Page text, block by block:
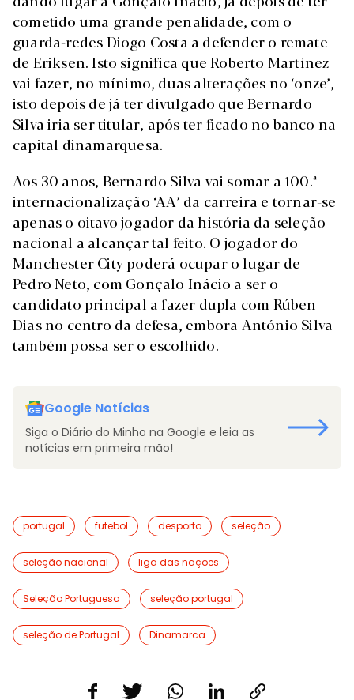
cometido uma grande penalidade, com o
guarda-redes Diogo Costa a defender o remate
de Eriksen. Isto significa que Roberto Martínez
vai fazer, no mínimo, duas alterações no ‘onze’,
isto depois de já ter divulgado que Bernardo
Silva iria ser titular, após ter ficado no banco na
capital dinamarquesa.
Aos 30 anos, Bernardo Silva vai somar a 100.ª
internacionalização ‘AA’ da carreira e tornar-se
apenas o oitavo jogador da história da seleção
nacional a alcançar tal feito. O jogador do
Manchester City poderá ocupar o lugar de
Pedro Neto, com Gonçalo Inácio a ser o
candidato principal a fazer dupla com Rúben
Dias no centro da defesa, embora António Silva
também possa ser o escolhido.
Google Notícias
Siga o Diário do Minho na Google e leia as
notícias em primeira mão!
portugal futebol desporto seleção
seleção nacional liga das naçoes
Seleção Portuguesa seleção portugal
seleção de Portugal Dinamarca